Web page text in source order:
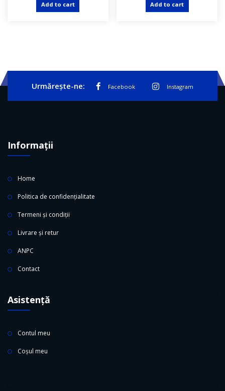
Add to cart Add to cart
Urmărește-ne: Facebook Instagram
Informații
Home
Politica de confidențialitate
Termeni și condiții
Livrare și retur
ANPC
Contact
Asistență
Contul meu
Coșul meu